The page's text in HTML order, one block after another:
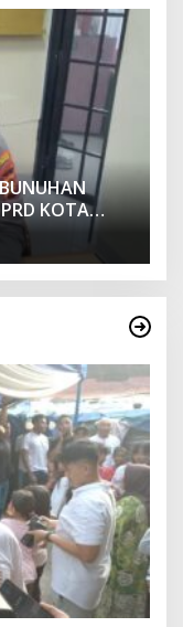
KOTA
ANGGOTA